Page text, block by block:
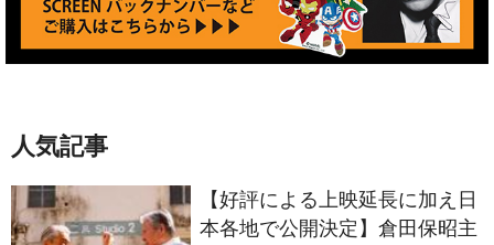
人気記事
【好評による上映延長に加え日
本各地で公開決定】倉田保昭主